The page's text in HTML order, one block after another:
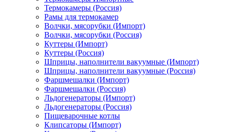
Термокамеры (Россия)
Рамы для термокамер
Волчки, мясорубки (Импорт)
Волчки, мясорубки (Россия)
Куттеры (Импорт)
Куттеры (Россия)
Шприцы, наполнители вакуумные (Импорт)
Шприцы, наполнители вакуумные (Россия)
Фаршмешалки (Импорт)
Фаршмешалки (Россия)
Льдогенераторы (Импорт)
Льдогенераторы (Россия)
Пищеварочные котлы
Клипсаторы (Импорт)